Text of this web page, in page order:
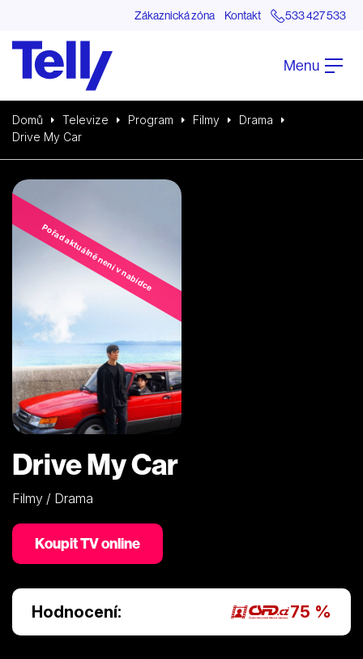
Zákaznická zóna Kontakt 533 427 533
Menu
Domů Televize Program Filmy
Drama
Drive My Car
Pořad aktuálně není v nabídce
Drive My Car
Filmy / Drama
Koupit TV online
Hodnocení: 75 %